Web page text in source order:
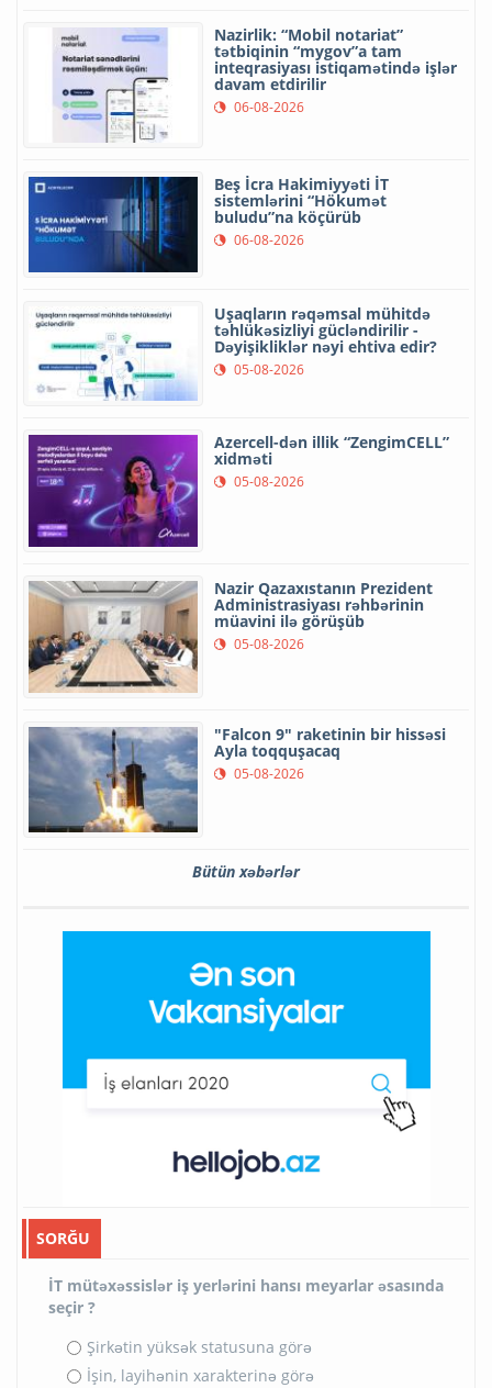
Nazirlik: “Mobil notariat”
tətbiqinin “mygov”a tam
inteqrasiyası istiqamətində işlər
davam etdirilir
06-08-2026
Beş İcra Hakimiyyəti İT
sistemlərini “Hökumət
buludu”na köçürüb
06-08-2026
Uşaqların rəqəmsal mühitdə
təhlükəsizliyi gücləndirilir -
Dəyişikliklər nəyi ehtiva edir?
05-08-2026
Azercell-dən illik “ZengimCELL”
xidməti
05-08-2026
Nazir Qazaxıstanın Prezident
Administrasiyası rəhbərinin
müavini ilə görüşüb
05-08-2026
"Falcon 9" raketinin bir hissəsi
Ayla toqquşacaq
05-08-2026
Bütün xəbərlər
SORĞU
İT mütəxəssislər iş yerlərini hansı meyarlar əsasında
seçir ?
Şirkətin yüksək statusuna görə
İşin, layihənin xarakterinə görə